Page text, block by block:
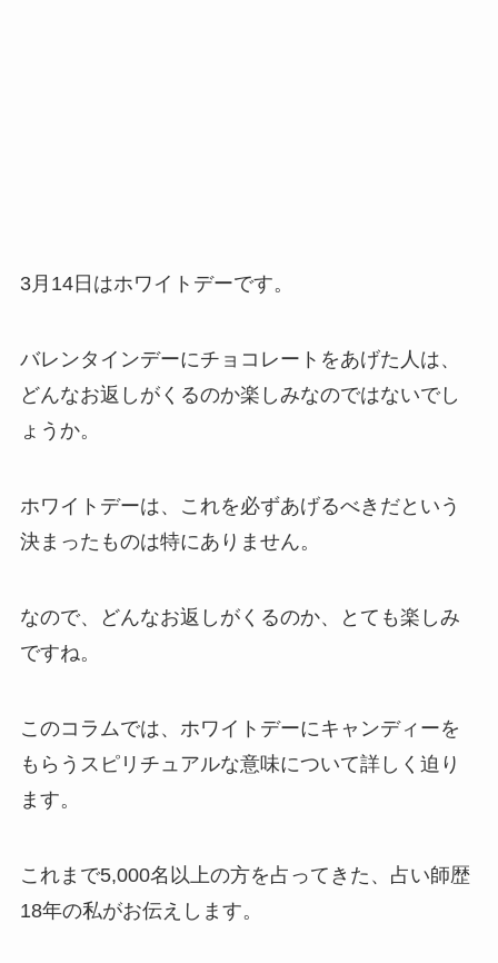
3月14日はホワイトデーです。
バレンタインデーにチョコレートをあげた人は、
どんなお返しがくるのか楽しみなのではないでし
ょうか。
ホワイトデーは、これを必ずあげるべきだという
決まったものは特にありません。
なので、どんなお返しがくるのか、とても楽しみ
ですね。
このコラムでは、ホワイトデーにキャンディーを
もらうスピリチュアルな意味について詳しく迫り
ます。
これまで5,000名以上の方を占ってきた、占い師歴
18年の私がお伝えします。